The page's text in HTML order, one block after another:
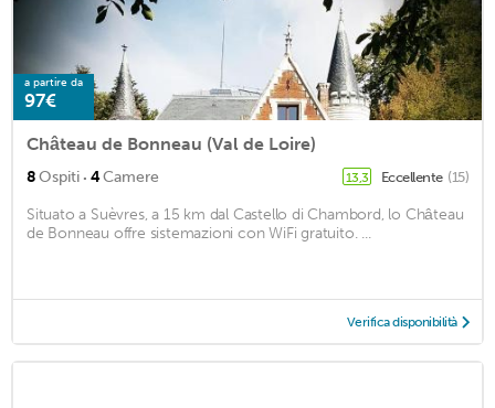
a partire da
97€
Château de Bonneau (Val de Loire)
8Ospiti · 4Camere 13,3 Eccellente (15)
Situato a Suèvres, a 15 km dal Castello di Chambord, lo Château
de Bonneau offre sistemazioni con WiFi gratuito. ...
Verifica disponibilità